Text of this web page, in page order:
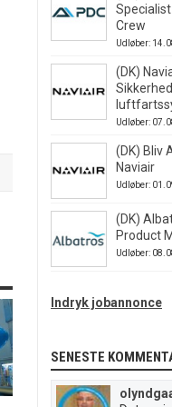
Crew
Udløber:
(DK)
Udløber:
(DK) Bliv
Naviair
Udløber:
(DK)
Product
Udløber:
Indryk jobannonce
SENESTE